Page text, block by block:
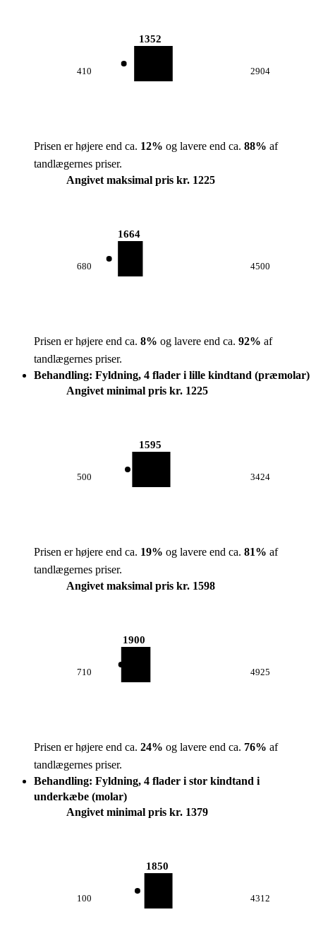
410
1352
2904
Prisen er højere end ca. 12% og lavere end ca. 88% af
tandlægernes priser.
Angivet maksimal pris kr. 1225
680
1664
4500
Prisen er højere end ca. 8% og lavere end ca. 92% af
tandlægernes priser.
Behandling: Fyldning, 4 flader i lille kindtand (præmolar)
Angivet minimal pris kr. 1225
500
1595
3424
Prisen er højere end ca. 19% og lavere end ca. 81% af
tandlægernes priser.
Angivet maksimal pris kr. 1598
710
1900
4925
Prisen er højere end ca. 24% og lavere end ca. 76% af
tandlægernes priser.
Behandling: Fyldning, 4 flader i stor kindtand i
underkæbe (molar)
Angivet minimal pris kr. 1379
100
1850
4312